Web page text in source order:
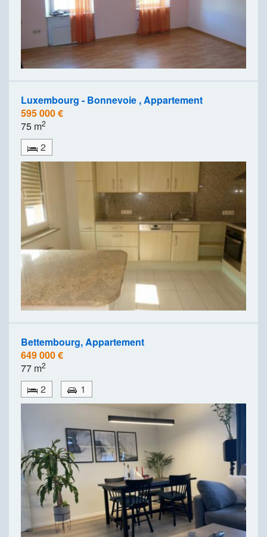
Luxembourg - Bonnevoie , Appartement
595 000 €
75 m2
2
Bettembourg, Appartement
649 000 €
77 m2
2 1